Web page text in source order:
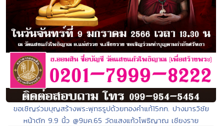
ขอเชิญร่วมบุญสร้างพระพุทธรูปด้วยทองคำแท้15กก. ปางมารวิชัย
หน้าตัก 9.9 นิ้ว @9มค.65 วัดแสงแก้วโพธิญาณ เชียงราย